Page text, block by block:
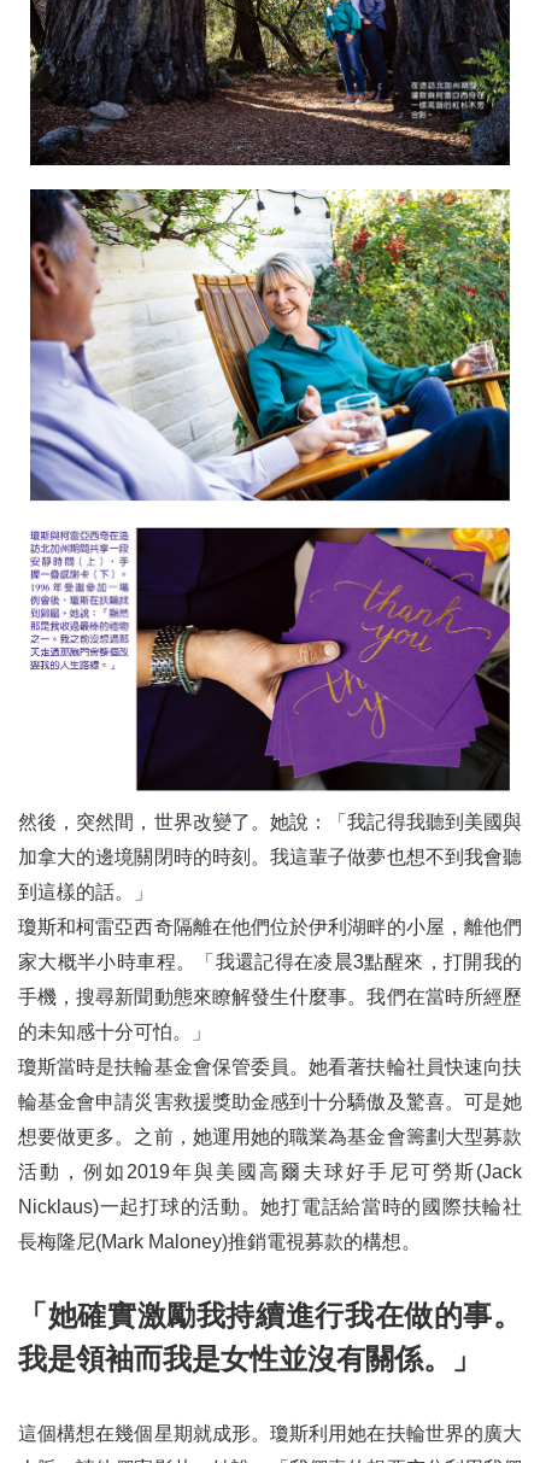
然後，突然間，世界改變了。她說：「我記得我聽到美國與
加拿大的邊境關閉時的時刻。我這輩子做夢也想不到我會聽
到這樣的話。」
瓊斯和柯雷亞西奇隔離在他們位於伊利湖畔的小屋，離他們
家大概半小時車程。「我還記得在凌晨3點醒來，打開我的
手機，搜尋新聞動態來瞭解發生什麼事。我們在當時所經歷
的未知感十分可怕。」
瓊斯當時是扶輪基金會保管委員。她看著扶輪社員快速向扶
輪基金會申請災害救援獎助金感到十分驕傲及驚喜。可是她
想要做更多。之前，她運用她的職業為基金會籌劃大型募款
活動，例如2019年與美國高爾夫球好手尼可勞斯(Jack
Nicklaus)一起打球的活動。她打電話給當時的國際扶輪社
長梅隆尼(Mark Maloney)推銷電視募款的構想。
「她確實激勵我持續進行我在做的事。
我是領袖而我是女性並沒有關係。」
這個構想在幾個星期就成形。瓊斯利用她在扶輪世界的廣大